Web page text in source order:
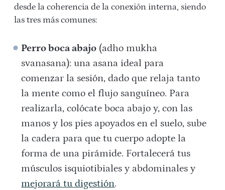
desde la coherencia de la conexión interna, siendo
las tres más comunes:
Perro boca abajo (adho mukha
svanasana): una asana ideal para
comenzar la sesión, dado que relaja tanto
la mente como el flujo sanguíneo. Para
realizarla, colócate boca abajo y, con las
manos y los pies apoyados en el suelo, sube
la cadera para que tu cuerpo adopte la
forma de una pirámide. Fortalecerá tus
músculos isquiotibiales y abdominales y
mejorará tu digestión.